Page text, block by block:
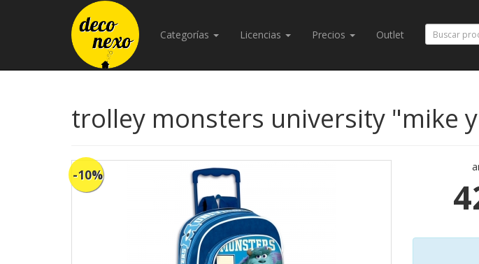
Categorías Licencias Precios Outlet
trolley monsters university "mike
-10%